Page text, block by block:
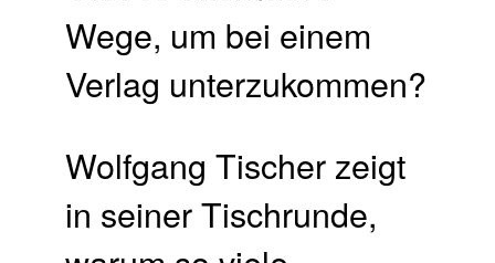
Wege, um bei einem
Verlag unterzukommen?
Wolfgang Tischer zeigt
in seiner Tischrunde,